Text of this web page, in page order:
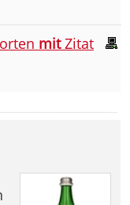
mitZitat